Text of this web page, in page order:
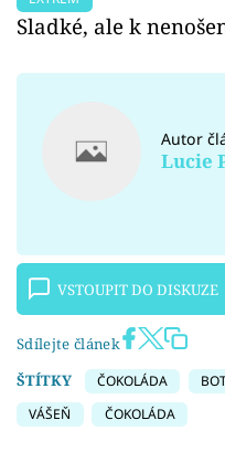
Sladké, ale k
Autor
Lucie
VSTOUPIT DO DISKUZE
Sdílejte článek
ŠTÍTKY
ČOKOLÁDA
VÁŠEŇ
ČOKOLÁDA